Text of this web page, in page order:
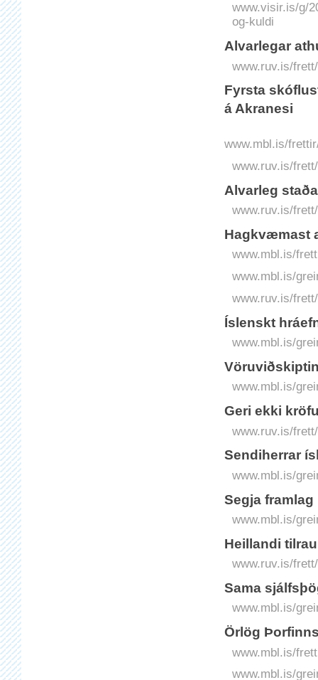
www.visir.is/g/
og-kuldi
Alvarlegar
www.ruv.is/
Fyrsta
á Akranesi
www.mbl.is/
www.ruv.is/
Alvarleg
www.ruv.is/
Hagkvæmast
www.mbl.is/
www.mbl.is/
www.ruv.is/
Íslenskt
www.mbl.is/
www.mbl.is/
Geri ekki
www.ruv.is/
Sendiherrar
www.mbl.is/
Segja
www.mbl.is/
Heillandi
www.ruv.is/
Sama
www.mbl.is/
Örlög
www.mbl.is/
www.mbl.is/